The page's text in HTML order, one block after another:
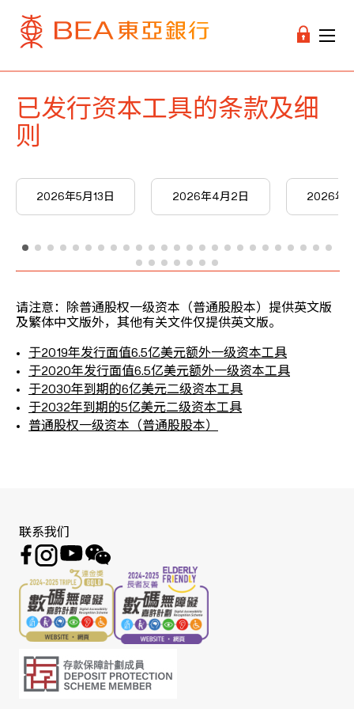
已发行资本工具的条款及细
则
2026年5月13日 2026年4月2日 2026年3
请注意：除普通股权一级资本（普通股股本）提供英文版
及繁体中文版外，其他有关文件仅提供英文版。
于2019年发行面值6.5亿美元额外一级资本工具
于2020年发行面值6.5亿美元额外一级资本工具
于2030年到期的6亿美元二级资本工具
于2032年到期的5亿美元二级资本工具
普通股权一级资本（普通股股本）
联系我们